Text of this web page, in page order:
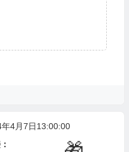
4月7日13:00:00